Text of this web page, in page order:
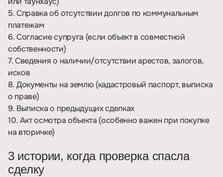
5. Справка об отсутствии долгов по коммунальным
платежам
6. Согласие супруга (если объект в совместной
собственности)
7. Сведения о наличии/отсутствии арестов, залогов,
исков
8. Документы на землю (кадастровый паспорт, выписка
о праве)
9. Выписка о предыдущих сделках
10. Акт осмотра объекта (особенно важен при покупке
на вторичке)
3 истории, когда проверка спасла
сделку